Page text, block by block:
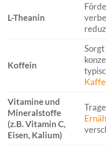
L-Theanin
Koffein
Sorgt
Vitamine und
Mineralstoffe
(z.B. Vitamin C,
Eisen, Kalium)